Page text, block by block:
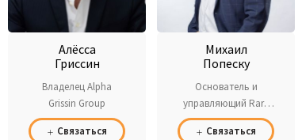
Алёсса
Гриссин
Владелец Alpha
Grissin Group
Связаться
Михаил
Попеску
Основатель и
управляющий Rare
People
Связаться